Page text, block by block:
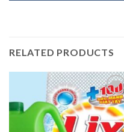
RELATED PRODUCTS
Thêm
vào
yêu
thích